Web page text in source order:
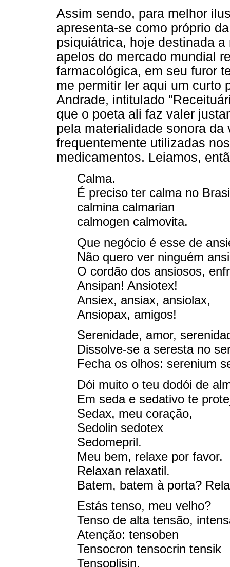
Assim sendo, para melhor
apresenta-se como próprio
psiquiátrica, hoje destinada
apelos do mercado mundial
farmacológica, em seu furor
me permitir ler aqui um curto
Andrade, intitulado
que o poeta ali faz valer
pela materialidade sonora
frequentemente utilizadas
medicamentos. Leiamos,
Calma.
É preciso ter calma no
calmina calmarian
calmogen calmovita.
Que negócio é esse de
Não quero ver ninguém
O cordão dos ansiosos,
Ansipan! Ansiotex!
Ansiex, ansiax, ansiolax,
Ansiopax, amigos!
Serenidade, amor,
Dissolve-se a seresta no
Fecha os olhos: serenium
Dói muito o teu dodói de
Em seda e sedativo te
Sedax, meu coração,
Sedolin sedotex
Sedomepril.
Meu bem, relaxe por favor.
Relaxan relaxatil.
Batem, batem à porta?
Estás tenso, meu velho?
Tenso de alta tensão,
Atenção: tensoben
Tensocron tensocrin tensik
Tensoplisin.